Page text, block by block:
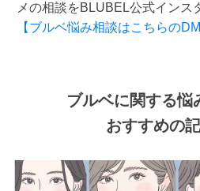
メの相談をBLUBEL公式イン
【ブルベ悩み相談はこちらの
ブルベに関する悩
おすすめの